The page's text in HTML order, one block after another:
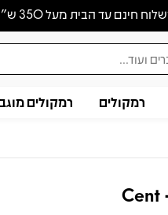
חינם עד הבית מעל 350 ש״ח
רמקולים רמקולים